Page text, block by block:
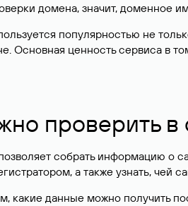
домена, значит, доменное
популярностью не
Основная ценность сервиса в
проверить
собрать информацию о
а также узнать, чей
какие данные можно получить